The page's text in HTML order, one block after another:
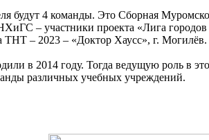
будут 4 команды. Это Сборная
– участники проекта «Лига
– 2023 – «Доктор Хаусс», г. Могилёв.
в 2014 году. Тогда ведущую роль в
различных учебных учреждений.